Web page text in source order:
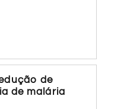
de
de malária